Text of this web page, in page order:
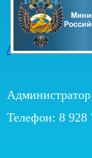
/
Телефон: 8 928